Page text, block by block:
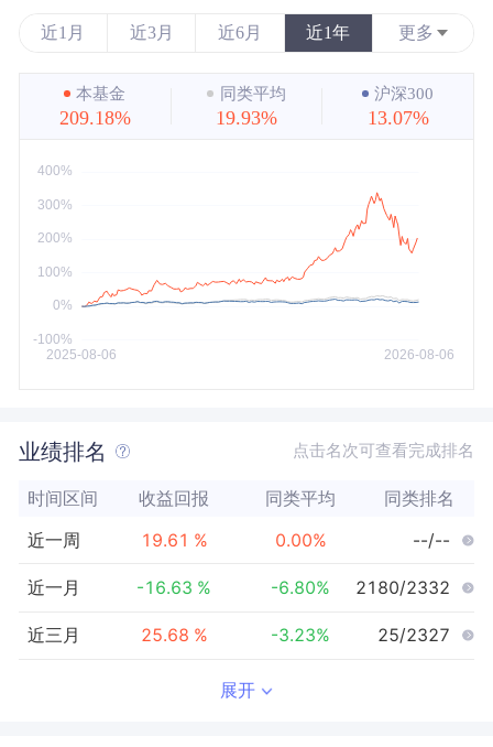
近1月 近3月 近6月 近1年 更多
近3年
近5年
最大
本基金
209.18%
同类平均
19.93%
沪深300
13.07%
业绩排名 点击名次可查看完成排名
时间区间 收益回报 同类平均 同类排名
近一周 19.61 % 0.00% --/--
近一月 -16.63 % -6.80% 2180/2332
近三月 25.68 % -3.23% 25/2327
展开